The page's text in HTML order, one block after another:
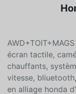
écran tactile,
chauffants,
vitesse,
en alliage honda